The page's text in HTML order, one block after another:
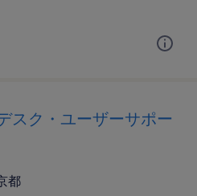
スク・ユーザーサポー
都